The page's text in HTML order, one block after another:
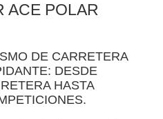
ACE POLAR
DE CARRETERA
DESDE
HASTA